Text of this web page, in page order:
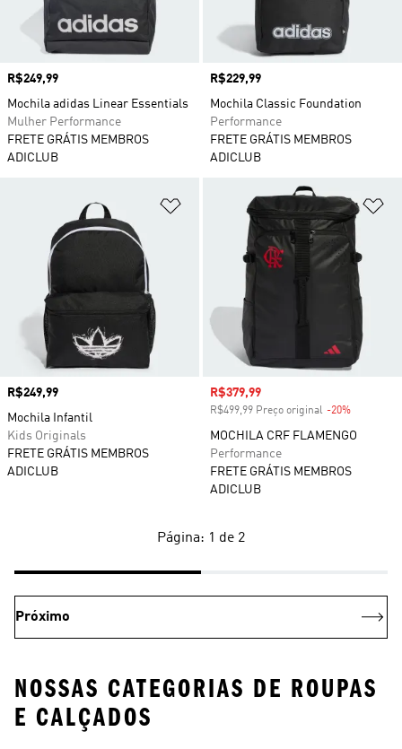
Preço
R$249,99
Mochila adidas Linear Essentials
Mulher Performance
FRETE GRÁTIS MEMBROS
ADICLUB
Preço
R$229,99
Mochila Classic Foundation
Performance
FRETE GRÁTIS MEMBROS
ADICLUB
Adicionar à Lista de Desejos
Preço
R$249,99
Mochila Infantil
Kids Originals
FRETE GRÁTIS MEMBROS
ADICLUB
Preço com desconto
R$379,99
R$499,99 Preço original -20%
MOCHILA CRF FLAMENGO
Performance
FRETE GRÁTIS MEMBROS
ADICLUB
Página: 1 de 2
Próximo
NOSSAS CATEGORIAS DE ROUPAS
E CALÇADOS